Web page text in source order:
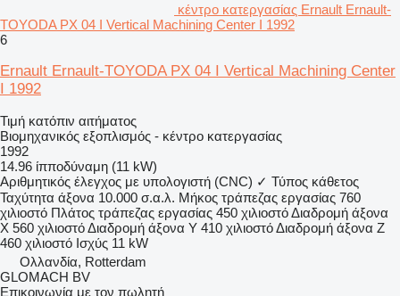
κέντρο κατεργασίας Ernault Ernault-
TOYODA PX 04 I Vertical Machining Center I 1992
6
Ernault Ernault-TOYODA PX 04 I Vertical Machining Center
I 1992
Τιμή κατόπιν αιτήματος
Βιομηχανικός εξοπλισμός - κέντρο κατεργασίας
1992
14.96 ίπποδύναμη (11 kW)
Αριθμητικός έλεγχος με υπολογιστή (CNC) ✓ Τύπος κάθετος
Ταχύτητα άξονα 10.000 σ.α.λ. Μήκος τράπεζας εργασίας 760
χιλιοστό Πλάτος τράπεζας εργασίας 450 χιλιοστόΔιαδρομή άξονα
X 560 χιλιοστόΔιαδρομή άξονα Y 410 χιλιοστόΔιαδρομή άξονα Z
460 χιλιοστό Ισχύς 11 kW
Ολλανδία, Rotterdam
GLOMACH BV
Επικοινωνία με τον πωλητή